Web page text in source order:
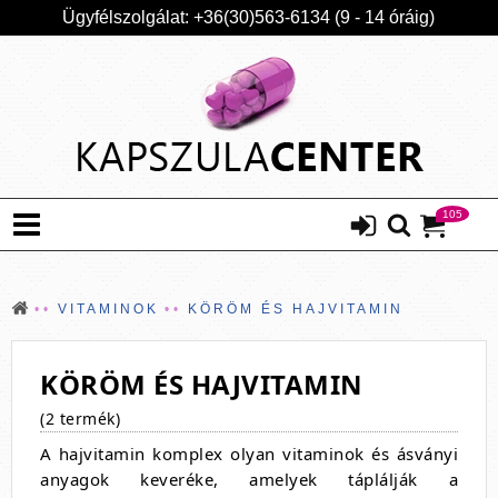
Ügyfélszolgálat: +36(30)563-6134 (9 - 14 óráig)
105
VITAMINOK KÖRÖM ÉS HAJVITAMIN
KÖRÖM ÉS HAJVITAMIN
(2 termék)
A hajvitamin komplex olyan vitaminok és ásványi
anyagok keveréke, amelyek táplálják a